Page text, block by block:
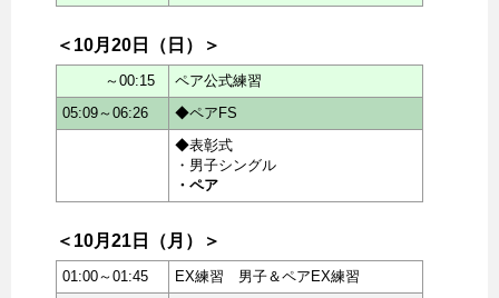
＜10月20日（日）＞
～00:15
ペア公式練習
05:09～06:26
◆ペアFS
◆表彰式
・男子シングル
・ペア
＜10月21日（月）＞
01:00～01:45
EX練習 男子＆ペアEX練習